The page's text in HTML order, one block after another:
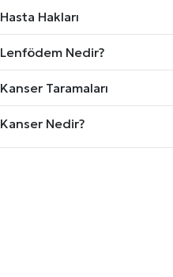
Hasta Hakları
Lenfödem Nedir?
Kanser Taramaları
Kanser Nedir?